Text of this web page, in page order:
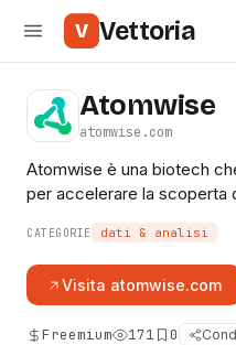
V Vettoria
Atomwise
atomwise.com
Atomwise è una biotech
per accelerare la scoperta
CATEGORIE dati & analisi
Visita atomwise.com
Freemium 171 0